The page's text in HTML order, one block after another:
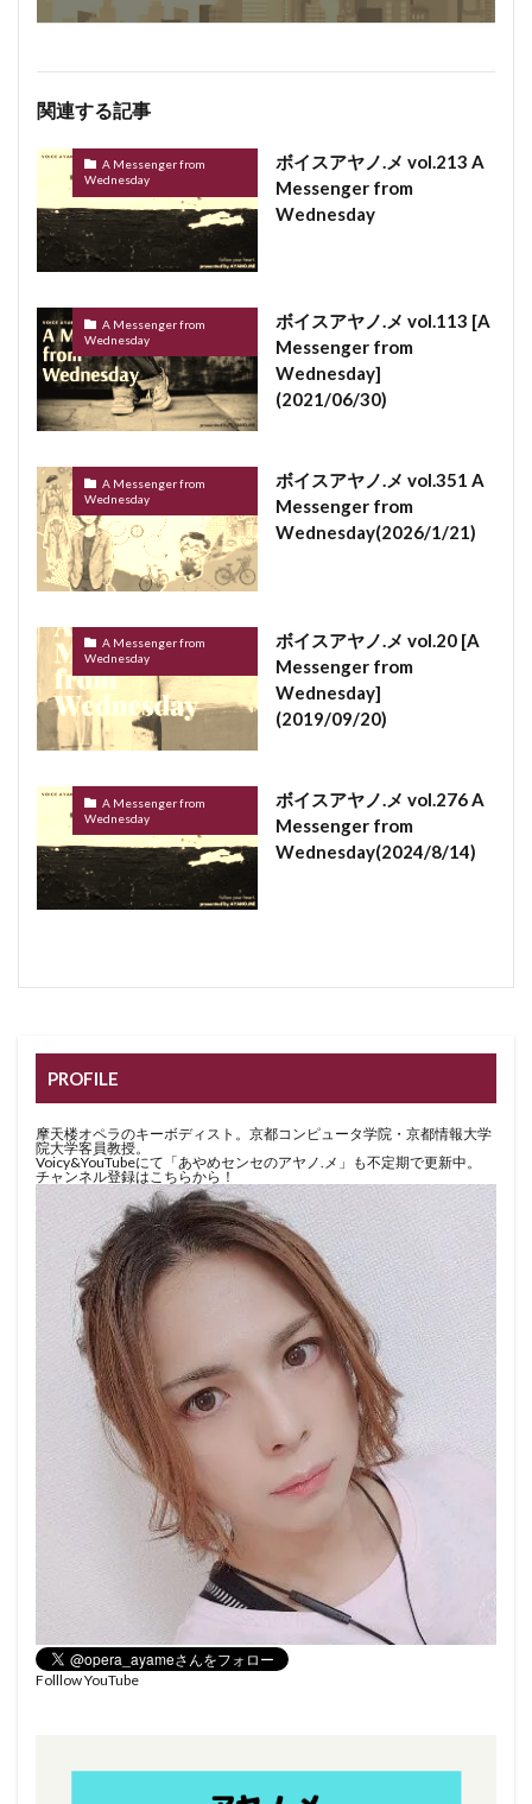
関連する記事
A Messenger from
Wednesday
ボイスアヤノ.メ vol.213 A
Messenger from
Wednesday
A Messenger from
Wednesday
ボイスアヤノ.メ vol.113 [A
Messenger from
Wednesday]
(2021/06/30)
A Messenger from
Wednesday
ボイスアヤノ.メ vol.351 A
Messenger from
Wednesday(2026/1/21)
A Messenger from
Wednesday
ボイスアヤノ.メ vol.20 [A
Messenger from
Wednesday]
(2019/09/20)
A Messenger from
Wednesday
ボイスアヤノ.メ vol.276 A
Messenger from
Wednesday(2024/8/14)
PROFILE
摩天楼オペラのキーボディスト。京都コンピュータ学院・京都情報大学
院大学客員教授。
Voicy&YouTubeにて「あやめセンセのアヤノ.メ」も不定期で更新中。
チャンネル登録はこちらから！
Folllow YouTube